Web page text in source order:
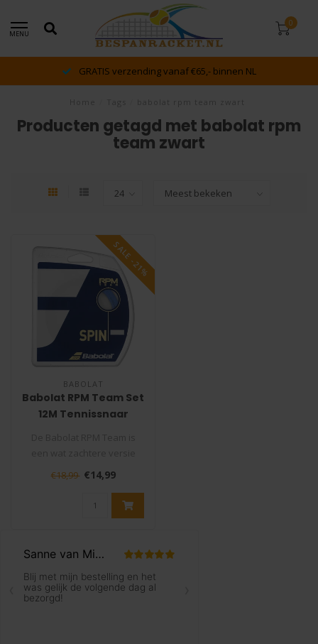
MENU
0
GRATIS verzending vanaf €65,- binnen NL
Producten getagd met babolat rpm
team zwart
SALE -21%
BABOLAT
Babolat RPM Team Set
12M Tennissnaar
van de RPM Blast waardoor
€18,99 €14,99